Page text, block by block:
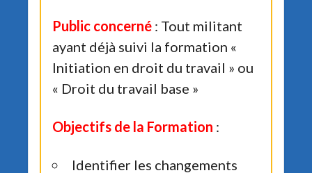
Public concerné : Tout militant
ayant déjà suivi la formation «
Initiation en droit du travail » ou
« Droit du travail base »
Objectifs de la Formation :
Identifier les changements